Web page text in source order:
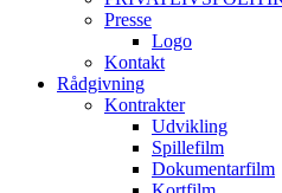
Presse
Logo
Kontakt
Rådgivning
Kontrakter
Udvikling
Spillefilm
Dokumentarfilm